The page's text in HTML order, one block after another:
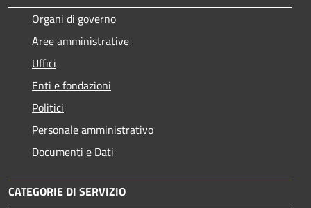
Organi di governo
Aree amministrative
Uffici
Enti e fondazioni
Politici
Personale amministrativo
Documenti e Dati
CATEGORIE DI SERVIZIO